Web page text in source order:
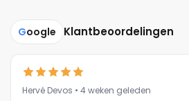
Google Klantbeoordelingen
Hervé Devos • 4 weken geleden